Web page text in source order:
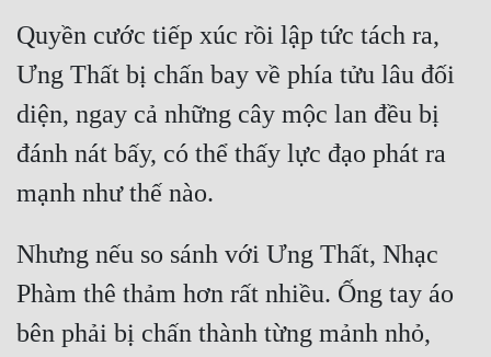
Quyền cước tiếp xúc rồi lập tức tách ra,
Ưng Thất bị chấn bay về phía tửu lâu đối
diện, ngay cả những cây mộc lan đều bị
đánh nát bấy, có thể thấy lực đạo phát ra
mạnh như thế nào.
Nhưng nếu so sánh với Ưng Thất, Nhạc
Phàm thê thảm hơn rất nhiều. Ống tay áo
bên phải bị chấn thành từng mảnh nhỏ,